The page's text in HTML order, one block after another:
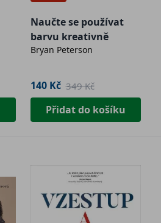
Naučte se používat
barvu kreativně
Bryan Peterson
140 Kč 349 Kč
Přidat do košíku